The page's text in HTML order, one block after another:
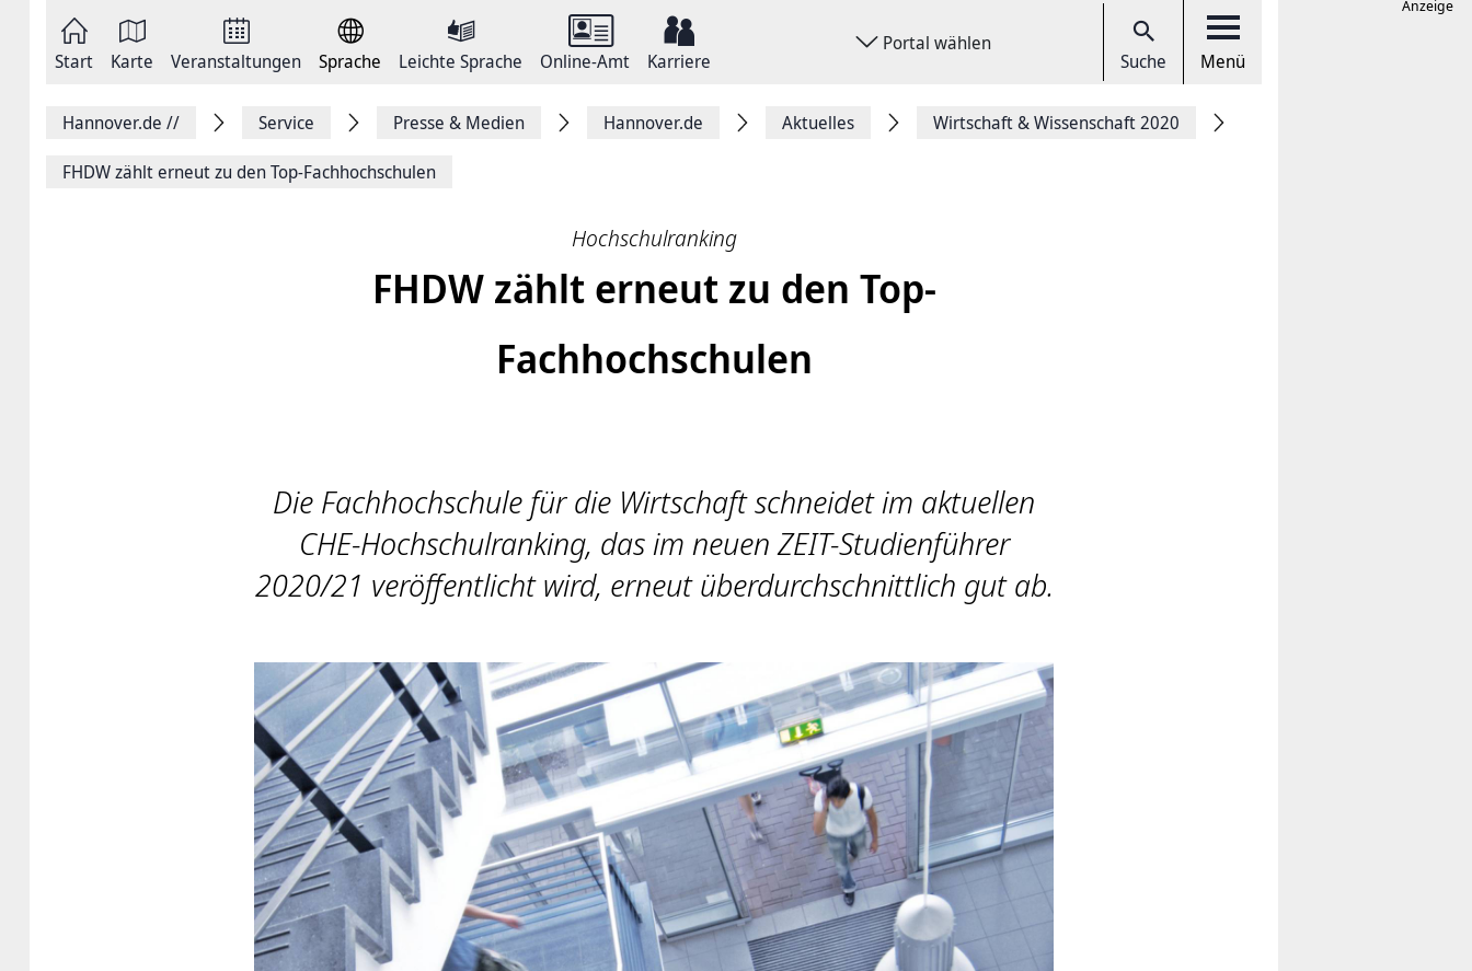
springen
Start Karte Veranstaltungen Sprache Leichte Sprache Online-Amt Karriere
Portal wählen
Suche Menü
FacebookHannover.de // Service Presse & Medien Hannover.de Aktuelles Wirtschaft & Wissenschaft 2020
FHDW zählt erneut zu den Top-Fachhochschulen
Hochschulranking
FHDW zählt erneut zu den Top-
Fachhochschulen
Die Fachhochschule für die Wirtschaft schneidet im aktuellen
CHE-Hochschulranking, das im neuen ZEIT-Studienführer
2020/21 veröffentlicht wird, erneut überdurchschnittlich gut ab.
Anzeige